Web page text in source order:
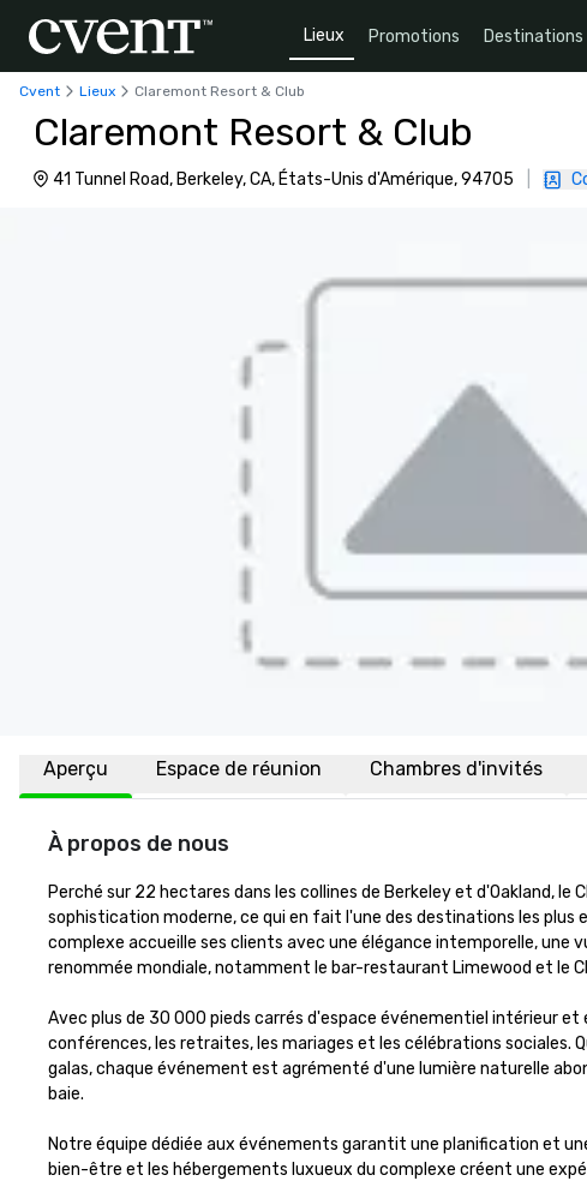
Lieux Promotions Destinations
Cvent Lieux Claremont Resort & Club
Claremont Resort & Club
41 Tunnel Road, Berkeley, CA, États-Unis d'Amérique, 94705
Aperçu Espace de réunion Chambres d'invités
À propos de nous
Perché sur 22 hectares dans les collines de Berkeley et d'Oakland,
sophistication moderne, ce qui en fait l'une des destinations les plus
complexe accueille ses clients avec une élégance intemporelle, une
renommée mondiale, notamment le bar-restaurant Limewood et le
Avec plus de 30 000 pieds carrés d'espace événementiel intérieur
conférences, les retraites, les mariages et les célébrations sociales.
galas, chaque événement est agrémenté d'une lumière naturelle
baie.
Notre équipe dédiée aux événements garantit une planification et
bien-être et les hébergements luxueux du complexe créent une